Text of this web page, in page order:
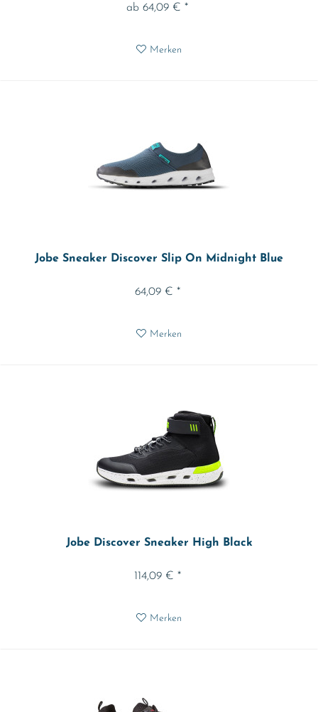
ab 64,09 € *
Merken
Jobe Sneaker Discover Slip On Midnight Blue
64,09 € *
Merken
Jobe Discover Sneaker High Black
114,09 € *
Merken